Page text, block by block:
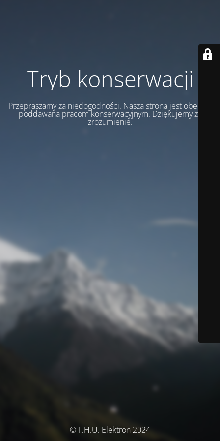
Tryb konserwacji
Przepraszamy za niedogodności. Nasza strona jest obecnie
poddawana pracom konserwacyjnym. Dziękujemy za
zrozumienie.
© F.H.U. Elektron 2024